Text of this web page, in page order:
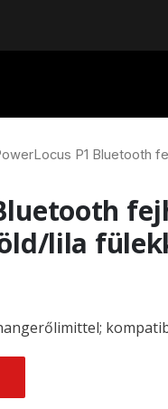
P1 Bluetooth
lila